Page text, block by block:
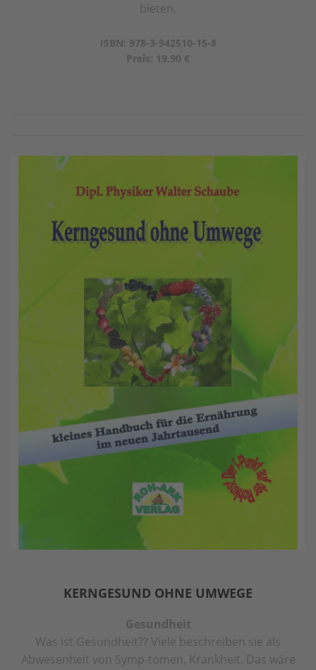
bieten.
ISBN: 978-3-942510-15-8
Preis: 19,90 €
KERNGESUND OHNE UMWEGE
Gesundheit
Was ist Gesundheit?? Viele beschreiben sie als
Abwesenheit von Symp-tomen, Krankheit. Das wäre